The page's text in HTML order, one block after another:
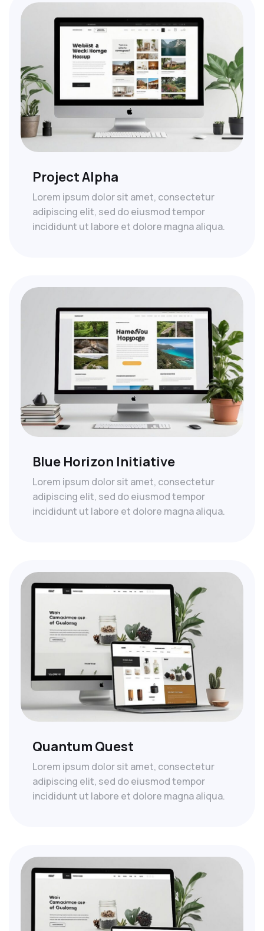
Project Alpha
Lorem ipsum dolor sit amet, consectetur
adipiscing elit, sed do eiusmod tempor
incididunt ut labore et dolore magna aliqua.
Blue Horizon Initiative
Lorem ipsum dolor sit amet, consectetur
adipiscing elit, sed do eiusmod tempor
incididunt ut labore et dolore magna aliqua.
Quantum Quest
Lorem ipsum dolor sit amet, consectetur
adipiscing elit, sed do eiusmod tempor
incididunt ut labore et dolore magna aliqua.